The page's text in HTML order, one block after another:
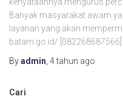
kenyataannya mengurus
Banyak masyarakat awam
layanan yang akan
batam.go.id/ [082268687566]
Byadmin, 4 tahun ago
Cari